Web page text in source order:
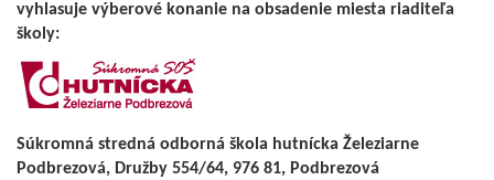
vyhlasuje výberové konanie na obsadenie miesta riaditeľa
školy:
Súkromná stredná odborná škola hutnícka Železiarne
Podbrezová, Družby 554/64, 976 81, Podbrezová